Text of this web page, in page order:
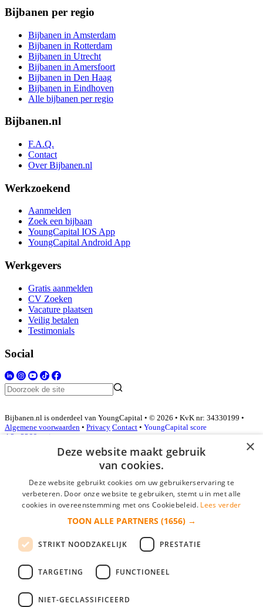
Bijbanen per regio
Bijbanen in Amsterdam
Bijbanen in Rotterdam
Bijbanen in Utrecht
Bijbanen in Amersfoort
Bijbanen in Den Haag
Bijbanen in Eindhoven
Alle bijbanen per regio
Bijbanen.nl
F.A.Q.
Contact
Over Bijbanen.nl
Werkzoekend
Aanmelden
Zoek een bijbaan
YoungCapital IOS App
YoungCapital Android App
Werkgevers
Gratis aanmelden
CV Zoeken
Vacature plaatsen
Veilig betalen
Testimonials
Social
Bijbanen.nl is onderdeel van YoungCapital • © 2026 • KvK nr: 34330199 •
Algemene voorwaarden • Privacy Contact • YoungCapital score
4.3 - 3366 reviews
Inloggen als bedrijf
*
login gegevens onthouden
login
Bedrijf aanmelden
×
Deze website maakt gebruik
van cookies.
Deze website gebruikt cookies om uw gebruikerservaring te
verbeteren. Door onze website te gebruiken, stemt u in met alle
cookies in overeenstemming met ons Cookiebeleid. Lees verder
TOON ALLE PARTNERS (1656) →
STRIKT NOODZAKELIJK PRESTATIE
TARGETING FUNCTIONEEL
NIET-GECLASSIFICEERD